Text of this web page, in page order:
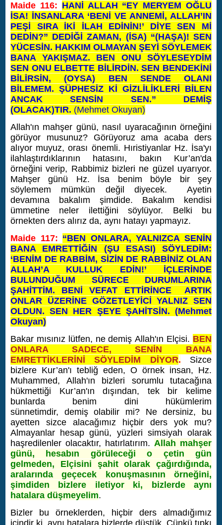
Maide 116: HANİ ALLAH “EY MERYEM OĞLU
İSA! İNSANLARA ‘BENİ VE ANNEMİ, ALLAH’IN
PEŞİ SIRA İKİ İLAH EDİNİN!’ DİYE SEN Mİ
DEDİN?” DEDİĞİ ZAMAN, (İSA) “(HAŞA)! SEN
YÜCESİN. HAKKIM OLMAYAN ŞEYİ SÖYLEMEK
BANA YAKIŞMAZ. BEN ONU SÖYLESEYDİM
SEN ONU ELBETTE BİLİRDİN. SEN BENDEKİNİ
BİLİRSİN, (OYSA) BEN SENDE OLANI
BİLEMEM. ŞÜPHESİZ Kİ GİZLİLİKLERİ BİLEN
ANCAK SENSİN SEN.” DEMİŞ
(OLACAK)TIR. (Mehmet Okuyan)
Allah'ın mahşer günü, nasıl uyaracağının örneğini
görüyor musunuz? Görüyoruz ama acaba ders
alıyor muyuz, orası önemli. Hıristiyanlar Hz. İsa'yı
ilahlaştırdıklarının hatasını, bakın Kur’an'da
örneğini verip, Rabbimiz bizleri ne güzel uyarıyor.
Mahşer günü Hz. İsa benim böyle bir şey
söylemem mümkün değil diyecek. Ayetin
devamına bakalım şimdide. Bakalım kendisi
ümmetine neler ilettiğini söylüyor. Belki bu
örnekten ders alırız da, aynı hatayı yapmayız.
Maide 117: “BEN ONLARA, YALNIZCA SENİN
BANA EMRETTİĞİN (ŞU ESASI) SÖYLEDİM:
‘BENİM DE RABBİM, SİZİN DE RABBİNİZ OLAN
ALLAH’A KULLUK EDİN!’ İÇLERİNDE
BULUNDUĞUM SÜRECE DURUMLARINA
ŞAHİTTİM. BENİ VEFAT ETTİRİNCE ARTIK
ONLAR ÜZERİNE GÖZETLEYİCİ YALNIZ SEN
OLDUN. SEN HER ŞEYE ŞAHİTSİN. (Mehmet
Okuyan)
Bakar mısınız lütfen, ne demiş Allah'ın Elçisi. BEN
ONLARA SADECE, SENİN BANA
EMRETTİKLERİNİ SÖYLEDİM DİYOR. Sizce
bizlere Kur’an'ı tebliğ eden, O örnek insan, Hz.
Muhammed, Allah'ın bizleri sorumlu tutacağına
hükmettiği Kur’an'ın dışından, tek bir kelime
bunlarda benim dini hükümlerim
sünnetimdir, demiş olabilir mi? Ne dersiniz, bu
ayetten sizce alacağımız hiçbir ders yok mu?
Almayanlar hesap günü, yüzleri simsiyah olarak
haşredilenler olacaktır, hatırlatırım. Allah mahşer
günü, hesabın görüleceği o çetin gün
gelmeden, Elçisini şahit olarak çağırdığında,
aralarında geçecek konuşmasının örneğini,
şimdiden bizlere iletiyor ki, bizlerde aynı
hatalara düşmeyelim.
Bizler bu örneklerden, hiçbir ders almadığımız
içindir ki, aynı hatalara bizlerde düştük. Çünkü tıpkı